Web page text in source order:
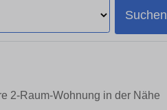
Suchen
2-Raum-Wohnung in der Nähe